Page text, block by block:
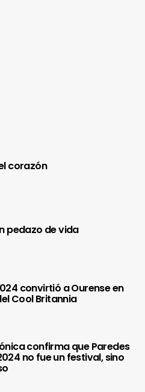
corazón
pedazo de vida
convirtió a Ourense en
Cool Britannia
confirma que Paredes
no fue un festival, sino